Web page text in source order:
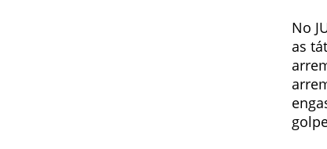
No
as